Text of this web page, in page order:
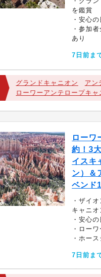
を鑑賞
・安心
・参加
あり
7日前ま
グランドキャニオン アン
ローワーアンテロープキャ
ローワ
約！3
イスキ
ン）＆
ベンド
・ザイ
キャニ
・安心
・ロー
・ホー
7日前ま